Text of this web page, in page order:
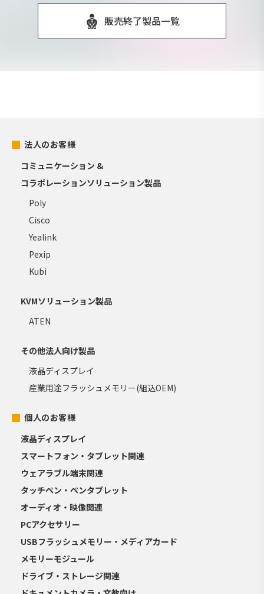
販売終了製品一覧
法人のお客様
コミュニケーション &
コラボレーションソリューション製品
Poly
Cisco
Yealink
Pexip
Kubi
KVMソリューション製品
ATEN
その他法人向け製品
液晶ディスプレイ
産業用途フラッシュメモリー(組込OEM)
個人のお客様
液晶ディスプレイ
スマートフォン・タブレット関連
ウェアラブル端末関連
タッチペン・ペンタブレット
オーディオ・映像関連
PCアクセサリー
USBフラッシュメモリー・メディアカード
メモリーモジュール
ドライブ・ストレージ関連